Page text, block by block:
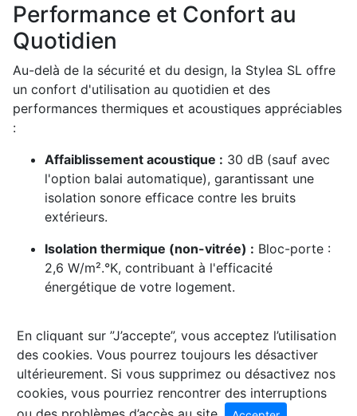
Performance et Confort au
Quotidien
Au-delà de la sécurité et du design, la Stylea SL offre
un confort d'utilisation au quotidien et des
performances thermiques et acoustiques appréciables
:
Affaiblissement acoustique : 30 dB (sauf avec
l'option balai automatique), garantissant une
isolation sonore efficace contre les bruits
extérieurs.
Isolation thermique (non-vitrée) : Bloc-porte :
2,6 W/m².°K, contribuant à l'efficacité
énergétique de votre logement.
En cliquant sur ”J’accepte”, vous acceptez l’utilisation
des cookies. Vous pourrez toujours les désactiver
ultérieurement. Si vous supprimez ou désactivez nos
cookies, vous pourriez rencontrer des interruptions